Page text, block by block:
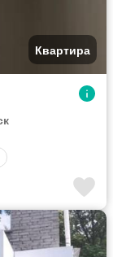
Квартира